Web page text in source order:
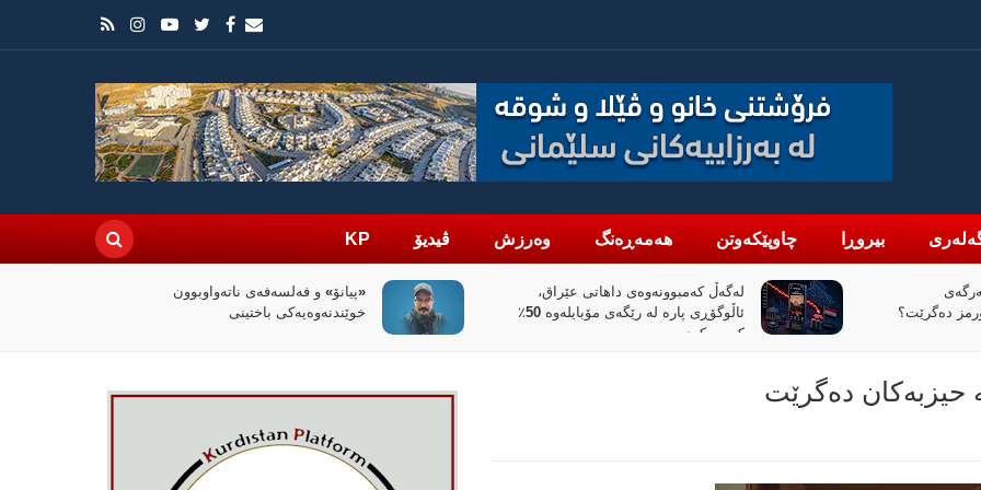
بیروڕا چاوپێکەوتن هەمەڕەنگ وەرزش ڤیدیۆ KP
عێراق،
ئاڵوگۆڕی پارە لە رێگەی مۆبایلەوە 50٪
«پیانۆ» و فەلسەفەی ناتەواوبوون
خوێندنەوەیەکی باختینی
سیاسەتی خۆتەعریبکردن لە باشووری
کوردستان
حیزبەكان دەگرێت